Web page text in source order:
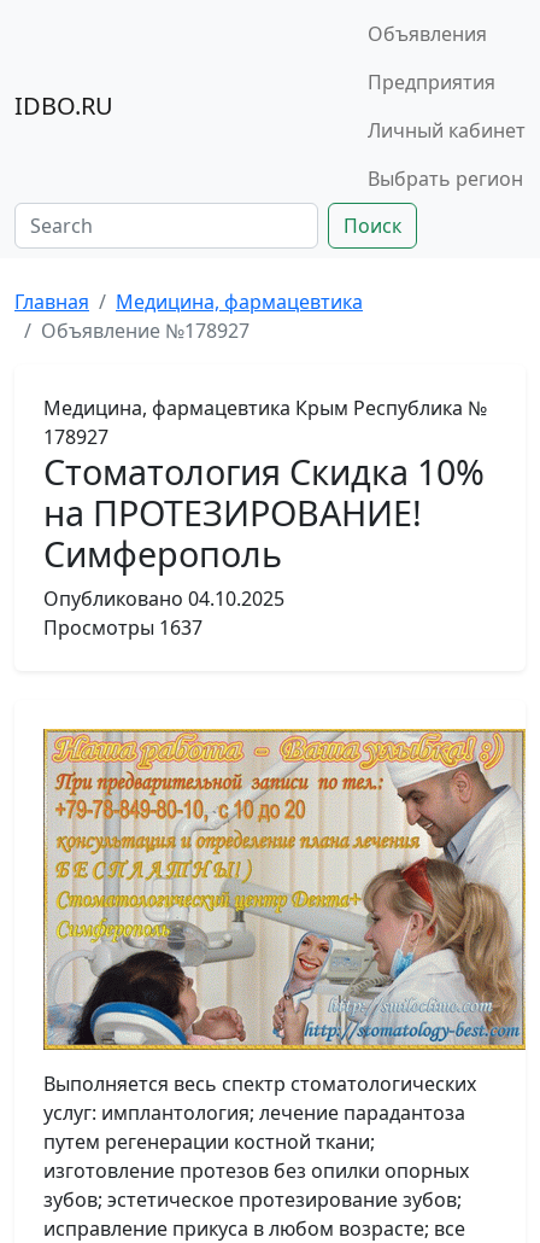
IDBO.RU
Объявления
Предприятия
Личный кабинет
Выбрать регион
Поиск
Главная
Медицина, фармацевтика
Объявление №178927
Медицина, фармацевтика Крым Республика №
178927
Стоматология Скидка 10%
на ПРОТЕЗИРОВАНИЕ!
Симферополь
Опубликовано 04.10.2025
Просмотры 1637
Выполняется весь спектр стоматологических
услуг: имплантология; лечение парадантоза
путем регенерации костной ткани;
изготовление протезов без опилки опорных
зубов; эстетическое протезирование зубов;
исправление прикуса в любом возрасте; все